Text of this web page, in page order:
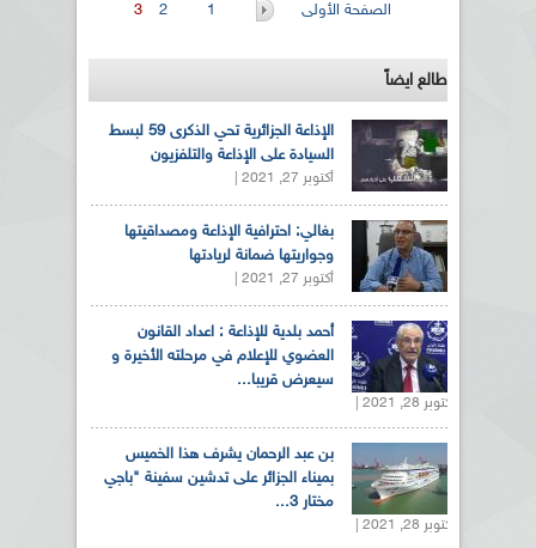
الصفحات
الصفحة الأولى 1
2
3
طالع ايضاً
الإذاعة الجزائرية تحي الذكرى 59 لبسط
السيادة على الإذاعة والتلفزيون
أكتوبر 27, 2021 |
بغالي: احترافية الإذاعة ومصداقيتها
وجواريتها ضمانة لريادتها
أكتوبر 27, 2021 |
أحمد بلدية للإذاعة : اعداد القانون
العضوي للإعلام في مرحلته الأخيرة و
سيعرض قريبا...
أكتوبر 28, 2021 |
بن عبد الرحمان يشرف هذا الخميس
بميناء الجزائر على تدشين سفينة "باجي
مختار 3...
أكتوبر 28, 2021 |